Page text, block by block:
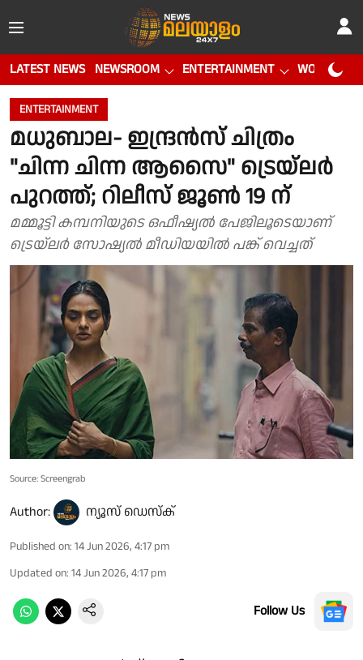
LATEST NEWS NEWSROOM ENTERTAINMENT WORLD CUP
ENTERTAINMENT
മധുബാല- ഇന്ദ്രൻസ് ചിത്രം
"ചിന്ന ചിന്ന ആസൈ" ട്രെയ്‌ലർ
പുറത്ത്; റിലീസ് ജൂൺ 19 ന്
മമ്മൂട്ടി കമ്പനിയുടെ ഒഫീഷ്യൽ പേജിലൂടെയാണ്
ട്രെയ്‌ലർ സോഷ്യൽ മീഡിയയിൽ പങ്ക് വെച്ചത്
Source: Screengrab
Author: ന്യൂസ് ഡെസ്ക്
Published on: 14 Jun 2026, 4:17 pm
Updated on: 14 Jun 2026, 4:17 pm
Follow Us